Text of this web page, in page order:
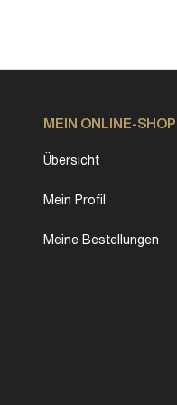
MEIN ONLINE-SHOP
Übersicht
Mein Profil
Meine Bestellungen